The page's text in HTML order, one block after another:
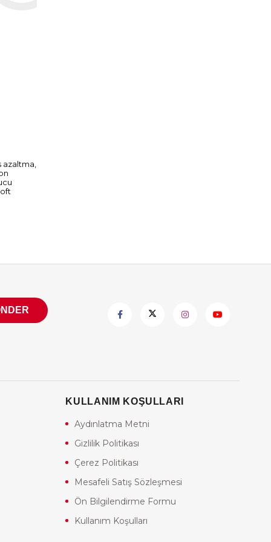
KULLANIM KOŞULLARI
Aydınlatma Metni
Gizlilik Politikası
Çerez Politikası
Mesafeli Satış Sözleşmesi
Ön Bilgilendirme Formu
Kullanım Koşulları